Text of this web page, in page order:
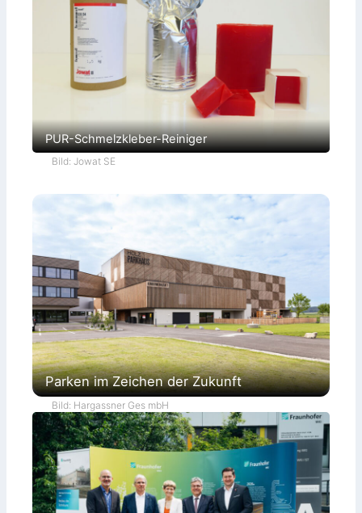
PUR-Schmelzkleber-Reiniger
Bild: Jowat SE
Parken im Zeichen der Zukunft
Bild: Hargassner Ges mbH